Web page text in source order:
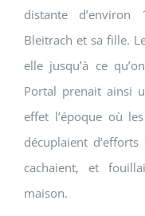
distante
Bleitrach et sa fille.
elle jusqu’à ce
Portal prenait ainsi
effet l’époque où
décuplaient
cachaient, et
maison.